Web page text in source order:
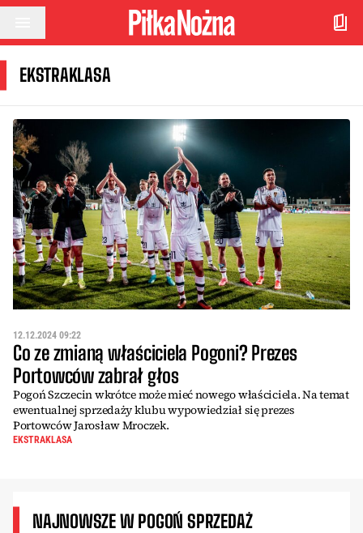
Przejdź do treści
EKSTRAKLASA
12.12.2024 09:22
Co ze zmianą właściciela Pogoni? Prezes
Portowców zabrał głos
Pogoń Szczecin wkrótce może mieć nowego właściciela. Na temat
ewentualnej sprzedaży klubu wypowiedział się prezes
Portowców Jarosław Mroczek.
EKSTRAKLASA
NAJNOWSZE W POGOŃ SPRZEDAŻ